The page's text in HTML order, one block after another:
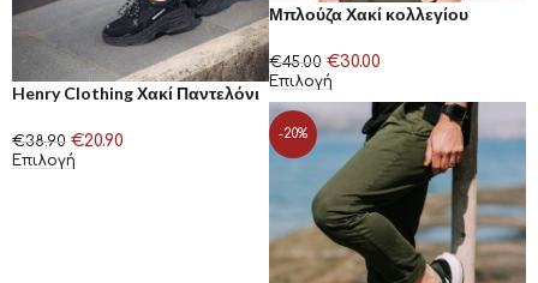
Μπλούζα Χακί κολλεγίου
€45.00 €30.00
Επιλογή
Henry Clothing Χακί Παντελόνι
€38.90 €20.90
Επιλογή
-20%